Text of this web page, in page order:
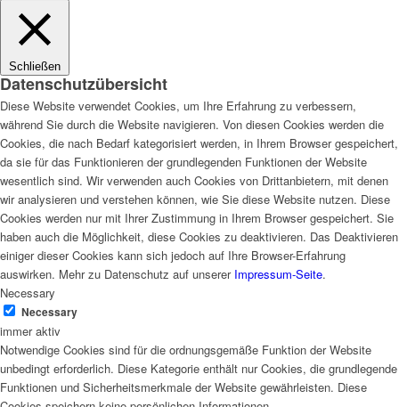
Schließen
Datenschutzübersicht
Diese Website verwendet Cookies, um Ihre Erfahrung zu verbessern,
während Sie durch die Website navigieren. Von diesen Cookies werden die
Cookies, die nach Bedarf kategorisiert werden, in Ihrem Browser gespeichert,
da sie für das Funktionieren der grundlegenden Funktionen der Website
wesentlich sind. Wir verwenden auch Cookies von Drittanbietern, mit denen
wir analysieren und verstehen können, wie Sie diese Website nutzen. Diese
Cookies werden nur mit Ihrer Zustimmung in Ihrem Browser gespeichert. Sie
haben auch die Möglichkeit, diese Cookies zu deaktivieren. Das Deaktivieren
einiger dieser Cookies kann sich jedoch auf Ihre Browser-Erfahrung
auswirken. Mehr zu Datenschutz auf unserer Impressum-Seite.
Necessary
Necessary
immer aktiv
Notwendige Cookies sind für die ordnungsgemäße Funktion der Website
unbedingt erforderlich. Diese Kategorie enthält nur Cookies, die grundlegende
Funktionen und Sicherheitsmerkmale der Website gewährleisten. Diese